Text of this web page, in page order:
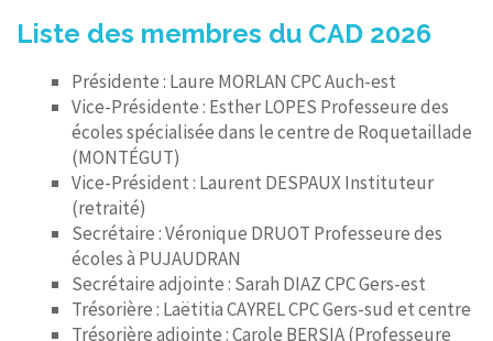
Liste des membres du CAD 2026
Présidente : Laure MORLAN CPC Auch-est
Vice-Présidente : Esther LOPES Professeure des
écoles spécialisée dans le centre de Roquetaillade
(MONTÉGUT)
Vice-Président : Laurent DESPAUX Instituteur
(retraité)
Secrétaire : Véronique DRUOT Professeure des
écoles à PUJAUDRAN
Secrétaire adjointe : Sarah DIAZ CPC Gers-est
Trésorière : Laëtitia CAYREL CPC Gers-sud et centre
Trésorière adjointe : Carole BERSIA (Professeure